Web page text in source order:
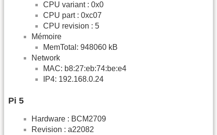
CPU variant : 0x0
CPU part : 0xc07
CPU revision : 5
Mémoire
MemTotal: 948060 kB
Network
MAC: b8:27:eb:74:be:e4
IP4: 192.168.0.24
Pi 5
Hardware : BCM2709
Revision : a22082